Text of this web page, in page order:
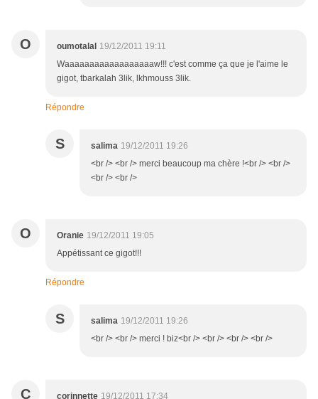
O oumotalal 19/12/2011 19:11
Waaaaaaaaaaaaaaaaaaw!!! c'est comme ça que je l'aime le
gigot, tbarkalah 3lik, lkhmouss 3lik.
Répondre
S salima 19/12/2011 19:26
<br /> <br /> merci beaucoup ma chère !<br /> <br />
<br /> <br />
O Oranie 19/12/2011 19:05
Appétissant ce gigot!!!
Répondre
S salima 19/12/2011 19:26
<br /> <br /> merci ! biz<br /> <br /> <br /> <br />
C corinnette 19/12/2011 17:34